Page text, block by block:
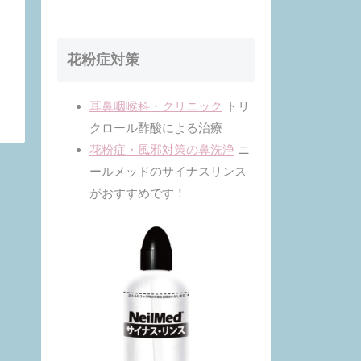
花粉症対策
耳鼻咽喉科・クリニック
トリ
クロール酢酸による治療
花粉症・風邪対策の鼻洗浄 ニ
ールメッドのサイナスリンス
がおすすめです！